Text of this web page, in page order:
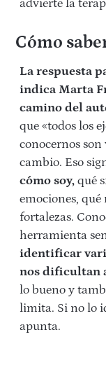
advierte la
Cómo
La respuesta
indica Marta
camino del
que «todos los
conocernos
cambio. Eso
cómo soy, qué
emociones, qué
fortalezas.
herramienta
identificar
nos dificultan
lo bueno y
limita. Si no lo
apunta.